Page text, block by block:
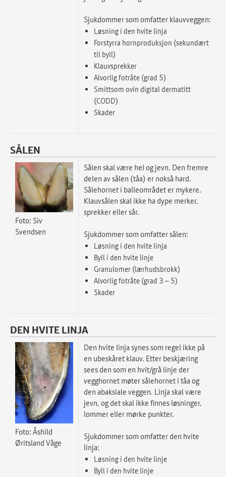
Sjukdommer som omfatter klauvveggen:
Løsning i den hvite linja
Forstyrra hornproduksjon (sekundært
til byll)
Klauvsprekker
Alvorlig fotråte (grad 5)
Smittsom ovin digital dermatitt
(CODD)
Skader
SÅLEN
Foto: Siv
Svendsen
Sålen skal være hel og jevn. Den fremre
delen av sålen (tåa) er nokså hard.
Sålehornet i balleområdet er mykere.
Klauvsålen skal ikke ha dype merker,
sprekker eller sår.
Sjukdommer som omfatter sålen:
Løsning i den hvite linja
Byll i den hvite linje
Granulomer (lærhudsbrokk)
Alvorlig fotråte (grad 3 – 5)
Skader
DEN HVITE LINJA
Foto: Åshild
Øritsland Våge
Den hvite linja synes som regel ikke på
en ubeskåret klauv. Etter beskjæring
sees den som en hvit/grå linje der
vegghornet møter sålehornet i tåa og
den abaksiale veggen. Linja skal være
jevn, og det skal ikke finnes løsninger,
lommer eller mørke punkter.
Sjukdommer som omfatter den hvite
linja:
Løsning i den hvite linje
Byll i den hvite linje